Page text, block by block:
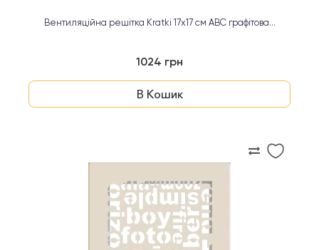
Вентиляційна решітка Kratki 17х17 см ABC графітова...
1024 грн
В Кошик